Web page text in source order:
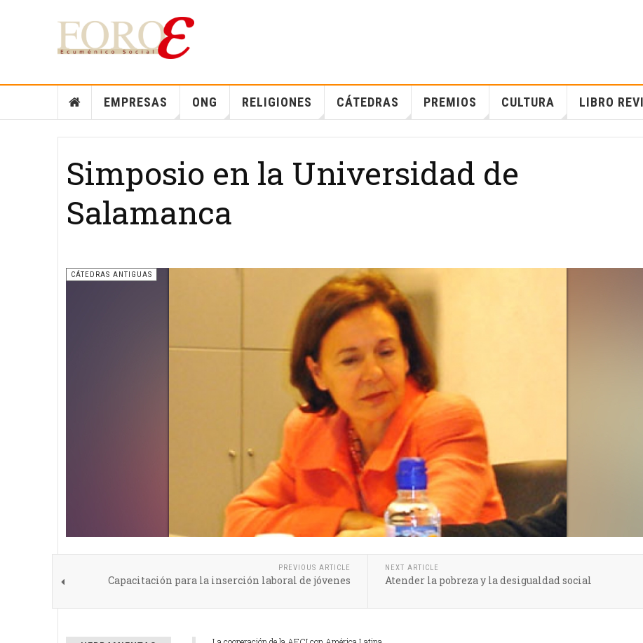
EMPRESAS ONG RELIGIONES CÁTEDRAS PREMIOS CULTURA LIBRO
Simposio en la Universidad de
Salamanca
CÁTEDRAS ANTIGUAS
PREVIOUS ARTICLE
Capacitación para la inserción laboral de jóvenes
NEXT ARTICLE
Atender la pobreza y la desigualdad social